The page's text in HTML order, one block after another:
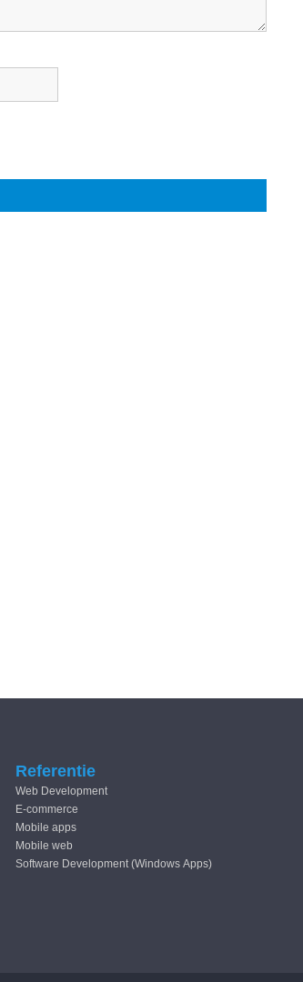
Referentie
Web Development
E-commerce
Mobile apps
Mobile web
Software Development (Windows Apps)